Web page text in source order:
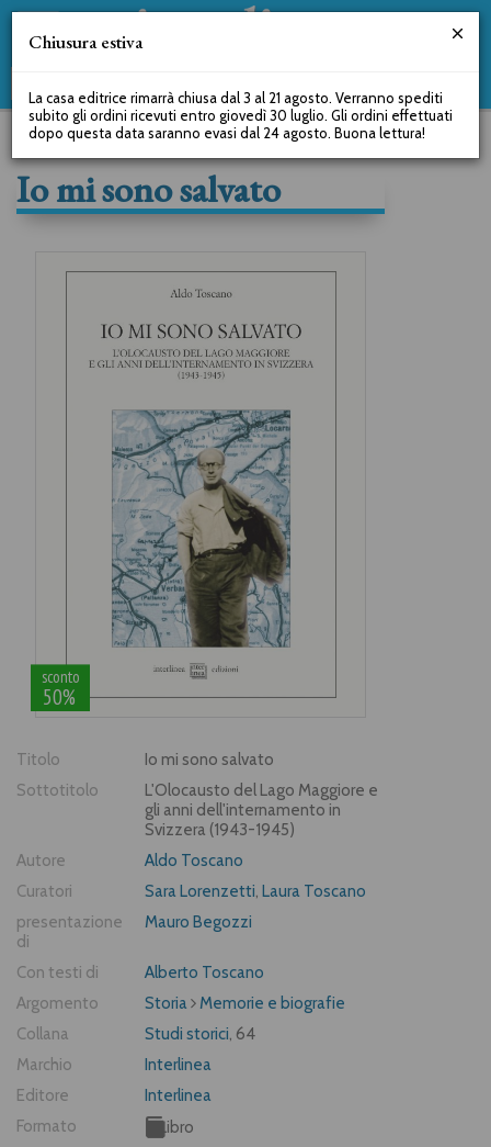
Io mi sono salvato
sconto
50%
Titolo
Io mi sono salvato
Sottotitolo
L'Olocausto del Lago Maggiore e
gli anni dell'internamento in
Svizzera (1943-1945)
Autore
Aldo Toscano
Curatori
Sara Lorenzetti Laura Toscano
presentazione
di
Mauro Begozzi
Con testi di
Alberto Toscano
Argomento
Storia
Memorie e biografie
Collana
Studi storici , 64
Marchio
Interlinea
Editore
Interlinea
Formato
Libro
Chiusura estiva
La casa editrice rimarrà chiusa dal 3 al 21 agosto. Verranno spediti
subito gli ordini ricevuti entro giovedì 30 luglio. Gli ordini effettuati
dopo questa data saranno evasi dal 24 agosto. Buona lettura!